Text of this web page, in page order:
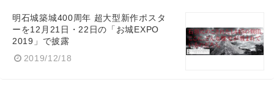
明石城築城400周年 超大型新作ポスタ
ーを12月21日・22日の「お城EXPO
2019」で披露
2019/12/18